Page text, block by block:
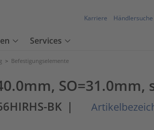
Karriere Händlersuche
Services
> Befestigungselemente
SO=31.0mm,
BK |